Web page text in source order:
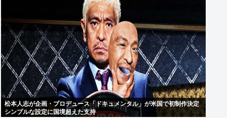
松本人志が企画・プロデュース「ドキュメンタル」が米国で初制作決定
シンプルな設定に国境超えた支持